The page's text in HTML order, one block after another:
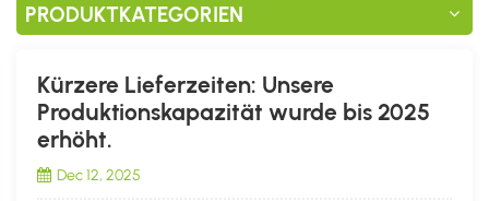
PRODUKTKATEGORIEN
Kürzere Lieferzeiten: Unsere
Produktionskapazität wurde bis 2025
erhöht.
Dec 12, 2025